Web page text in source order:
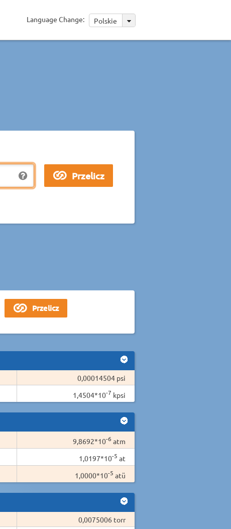
Language Change: Polskie
0,00014504 psi
1,4504*10-7 kpsi
9,8692*10-6 atm
1,0197*10-5 at
1,0000*10-5 atü
0,0075006 torr